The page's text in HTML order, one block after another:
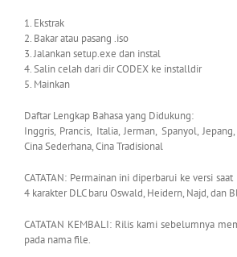
1. Ekstrak
2. Bakar atau pasang .iso
3. Jalankan setup.exe dan instal
4. Salin celah dari dir CODEX ke installdir
5. Mainkan
Daftar Lengkap Bahasa yang Didukung:
Inggris, Prancis, Italia, Jerman, Spanyol,
Cina Sederhana, Cina Tradisional
CATATAN: Permainan ini diperbarui ke versi
4 karakter DLC baru Oswald, Heidern, Najd, dan
CATATAN KEMBALI: Rilis kami sebelumnya
pada nama file.